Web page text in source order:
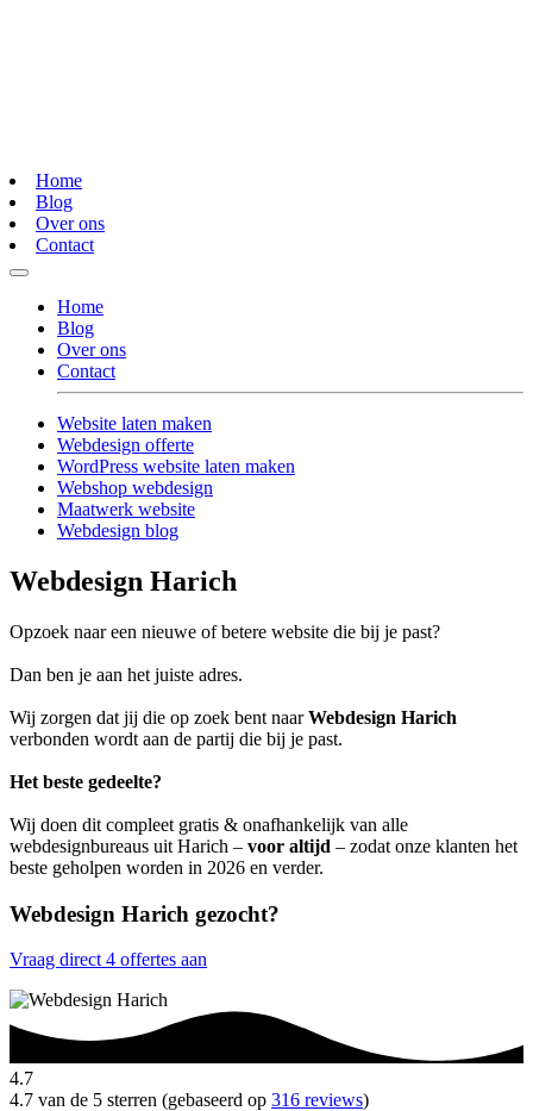
Home
Blog
Over ons
Contact
Home
Blog
Over ons
Contact
Website laten maken
Webdesign offerte
WordPress website laten maken
Webshop webdesign
Maatwerk website
Webdesign blog
Webdesign Harich
Opzoek naar een nieuwe of betere website die bij je past?
Dan ben je aan het juiste adres.
Wij zorgen dat jij die op zoek bent naarWebdesign Harich
verbonden wordt aan de partij die bij je past.
Het beste gedeelte?
Wij doen dit compleet gratis & onafhankelijk van alle
webdesignbureaus uit Harich – voor altijd – zodat onze klanten het
beste geholpen worden in 2026 en verder.
Webdesign Harich gezocht?
Vraag direct 4 offertes aan
4.7
4.7 van de 5 sterren (gebaseerd op 316 reviews)